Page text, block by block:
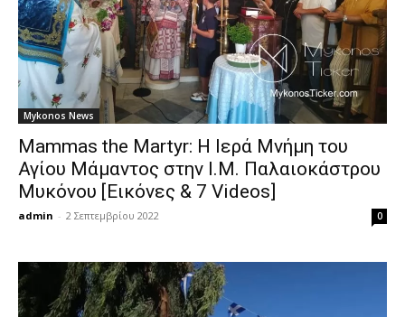
Mykonos News
Mammas the Martyr: Η Ιερά Μνήμη του
Αγίου Μάμαντος στην Ι.Μ. Παλαιοκάστρου
Μυκόνου [Εικόνες & 7 Videos]
admin - 2 Σεπτεμβρίου 2022 0